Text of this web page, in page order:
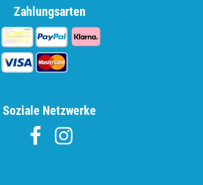
Zahlungsarten
Soziale Netzwerke